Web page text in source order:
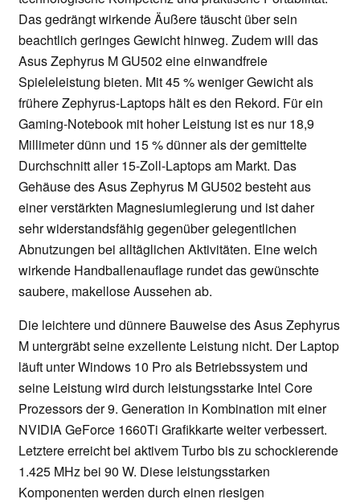
Das gedrängt wirkende Äußere täuscht über sein
beachtlich geringes Gewicht hinweg. Zudem will das
Asus Zephyrus M GU502 eine einwandfreie
Spieleleistung bieten. Mit 45 % weniger Gewicht als
frühere Zephyrus-Laptops hält es den Rekord. Für ein
Gaming-Notebook mit hoher Leistung ist es nur 18,9
Millimeter dünn und 15 % dünner als der gemittelte
Durchschnitt aller 15-Zoll-Laptops am Markt. Das
Gehäuse des Asus Zephyrus M GU502 besteht aus
einer verstärkten Magnesiumlegierung und ist daher
sehr widerstandsfähig gegenüber gelegentlichen
Abnutzungen bei alltäglichen Aktivitäten. Eine weich
wirkende Handballenauflage rundet das gewünschte
saubere, makellose Aussehen ab.
Die leichtere und dünnere Bauweise des Asus Zephyrus
M untergräbt seine exzellente Leistung nicht. Der Laptop
läuft unter Windows 10 Pro als Betriebssystem und
seine Leistung wird durch leistungsstarke Intel Core
Prozessors der 9. Generation in Kombination mit einer
NVIDIA GeForce 1660Ti Grafikkarte weiter verbessert.
Letztere erreicht bei aktivem Turbo bis zu schockierende
1.425 MHz bei 90 W. Diese leistungsstarken
Komponenten werden durch einen riesigen